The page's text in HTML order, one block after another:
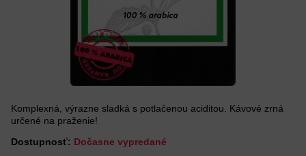
Komplexná, výrazne sladká s potlačenou aciditou. Kávové zrná
určené na praženie!
Dostupnosť: Dočasne vypredané